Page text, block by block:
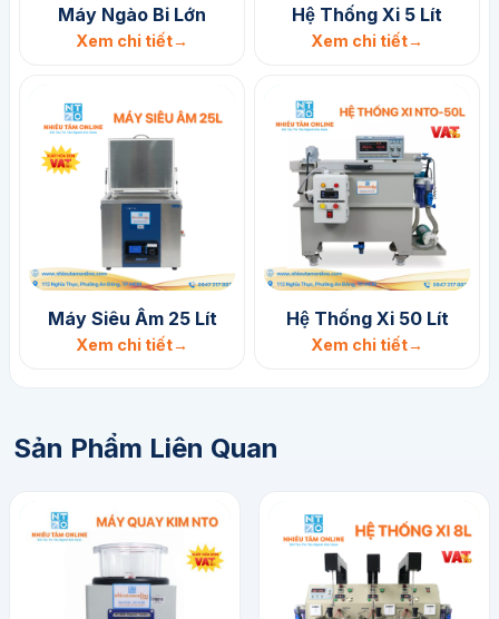
Máy Ngào Bi Lớn
Xem chi tiết
Hệ Thống Xi 5 Lít
Xem chi tiết
​Máy Siêu Âm 25 Lít
Xem chi tiết
Hệ Thống Xi 50 Lít
Xem chi tiết
Sản Phẩm Liên Quan